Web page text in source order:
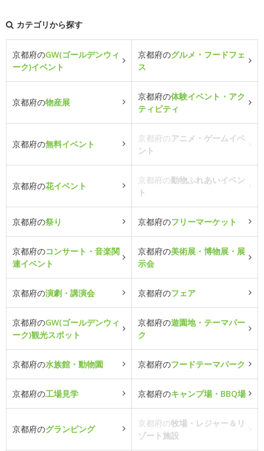
カテゴリから探す
京都府のGW(ゴールデンウィ
ーク)イベント
京都府のグルメ・フードフェ
ス
京都府の物産展
京都府の体験イベント・アク
ティビティ
京都府の無料イベント
京都府のアニメ・ゲームイベ
ント
京都府の花イベント
京都府の動物ふれあいイベン
ト
京都府の祭り 京都府のフリーマーケット
京都府のコンサート・音楽関
連イベント
京都府の美術展・博物展・展
示会
京都府の演劇・講演会 京都府のフェア
京都府のGW(ゴールデンウィ
ーク)観光スポット
京都府の遊園地・テーマパー
ク
京都府の水族館・動物園 京都府のフードテーマパーク
京都府の工場見学 京都府のキャンプ場・BBQ場
京都府のグランピング
京都府の牧場・レジャー＆リ
ゾート施設